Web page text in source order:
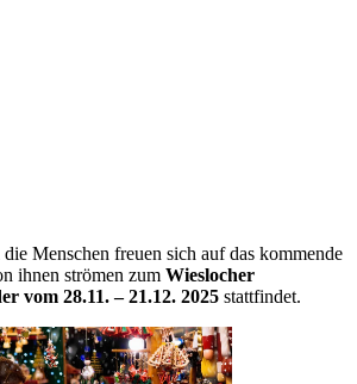
Menschen freuen sich auf das kommende
ihnen strömen zum Wieslocher
vom 28.11. – 21.12. 2025 stattfindet.